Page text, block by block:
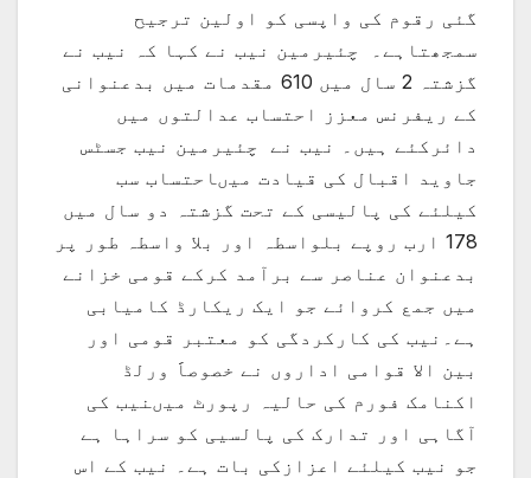
گئی رقوم کی واپسی کو اولین ترجیح
سمجھتاہے۔ چئیرمین نیب نے کہا کہ نیب نے
گزشتہ 2 سال میں 610 مقدمات میں بدعنوانی
کے ریفرنس معزز احتساب عدالتوں میں
دائرکئے ہیں۔ نیب نے چئیرمین نیب جسٹس
جاوید اقبال کی قیادت میںاحتساب سب
کیلئے کی پالیسی کے تحت گزشتہ دو سال میں
178 ارب روپے بلواسطہ اور بلا واسطہ طور پر
بدعنوان عناصر سے برآمد کرکے قومی خزانے
میں جمع کروائے جو ایک ریکارڈ کامیابی
ہے۔نیب کی کارکردگی کو معتبر قومی اور
بین الا قوامی اداروں نے خصوصاََ ورلڈ
اکنامک فورم کی حالیہ رپورٹ میںنیب کی
آگاہی اور تدارک کی پالسیی کو سراہا ہے
جو نیب کیلئے اعزازکی بات ہے۔ نیب کے اس